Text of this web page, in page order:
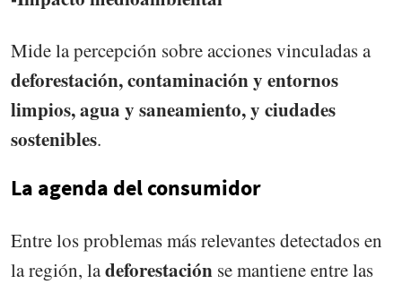
Mide la percepción sobre acciones vinculadas a
deforestación, contaminación y entornos
limpios, agua y saneamiento, y ciudades
sostenibles.
La agenda del consumidor
Entre los problemas más relevantes detectados en
la región, ladeforestación se mantiene entre las